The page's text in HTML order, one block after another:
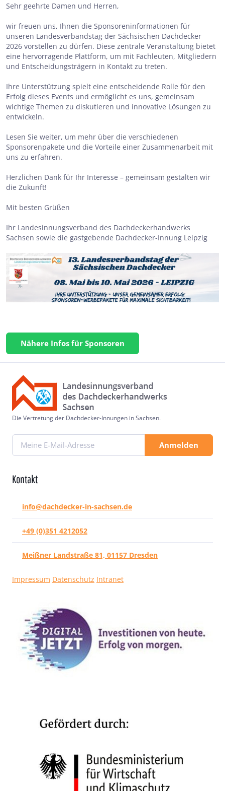
Sehr geehrte Damen und Herren,
wir freuen uns, Ihnen die Sponsoreninformationen für
unseren Landesverbandstag der Sächsischen Dachdecker
2026 vorstellen zu dürfen. Diese zentrale Veranstaltung bietet
eine hervorragende Plattform, um mit Fachleuten, Mitgliedern
und Entscheidungsträgern in Kontakt zu treten.
Ihre Unterstützung spielt eine entscheidende Rolle für den
Erfolg dieses Events und ermöglicht es uns, gemeinsam
wichtige Themen zu diskutieren und innovative Lösungen zu
entwickeln.
Lesen Sie weiter, um mehr über die verschiedenen
Sponsorenpakete und die Vorteile einer Zusammenarbeit mit
uns zu erfahren.
Herzlichen Dank für Ihr Interesse – gemeinsam gestalten wir
die Zukunft!
Mit besten Grüßen
Ihr Landesinnungsverband des Dachdeckerhandwerks
Sachsen sowie die gastgebende Dachdecker-Innung Leipzig
Nähere Infos für Sponsoren
Die Vertretung der Dachdecker-Innungen in Sachsen.
Anmelden
Kontakt
info@dachdecker-in-sachsen.de
+49 (0)351 4212052
Meißner Landstraße 81, 01157 Dresden
Impressum Datenschutz Intranet